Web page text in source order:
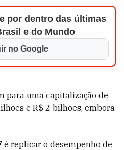
por dentro das últimas
e do Mundo
no Google
para uma capitalização de
e R$ 2 bilhões, embora
é replicar o desempenho de